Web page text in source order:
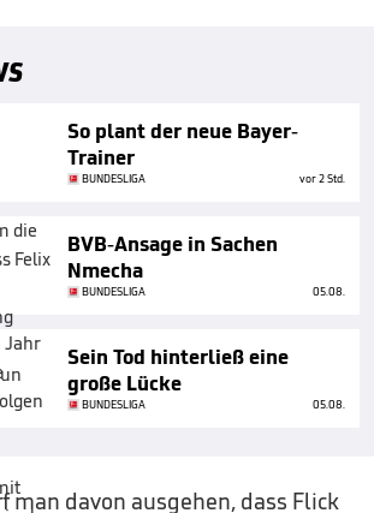
So plant der neue Bayer-
Trainer
BUNDESLIGA vor 2 Std.
BVB-Ansage in Sachen
Nmecha
BUNDESLIGA 05.08.
Sein Tod hinterließ eine
große Lücke
BUNDESLIGA 05.08.
man davon ausgehen, dass Flick